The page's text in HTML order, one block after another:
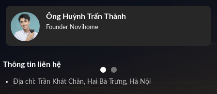
Ông Huỳnh Trấn Thành
Founder Novihome
Thông tin liên hệ
Địa chỉ: Trần Khát Chân, Hai Bà Trưng, Hà Nội